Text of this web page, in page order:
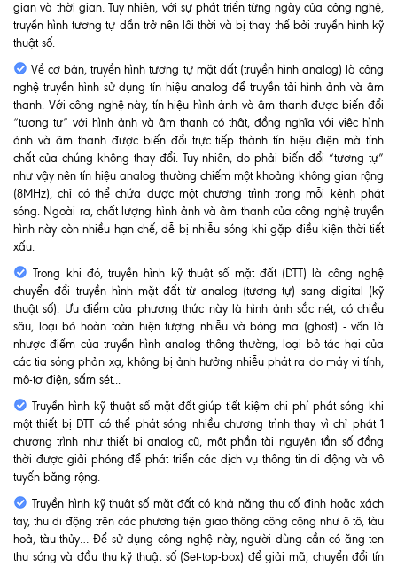
gian và thời gian. Tuy nhiên, với sự phát triển từng ngày của công nghệ,
truyền hình tương tự dần trở nên lỗi thời và bị thay thế bởi truyền hình kỹ
thuật số.
Về cơ bản, truyền hình tương tự mặt đất (truyền hình analog) là công
nghệ truyền hình sử dụng tín hiệu analog để truyền tải hình ảnh và âm
thanh. Với công nghệ này, tín hiệu hình ảnh và âm thanh được biến đổi
“tương tự” với hình ảnh và âm thanh có thật, đồng nghĩa với việc hình
ảnh và âm thanh được biến đổi trực tiếp thành tín hiệu điện mà tính
chất của chúng không thay đổi. Tuy nhiên, do phải biến đổi “tương tự”
như vậy nên tín hiệu analog thường chiếm một khoảng không gian rộng
(8MHz), chỉ có thể chứa được một chương trình trong mỗi kênh phát
sóng. Ngoài ra, chất lượng hình ảnh và âm thanh của công nghệ truyền
hình này còn nhiều hạn chế, dễ bị nhiễu sóng khi gặp điều kiện thời tiết
xấu.
Trong khi đó, truyền hình kỹ thuật số mặt đất (DTT) là công nghệ
chuyển đổi truyền hình mặt đất từ analog (tương tự) sang digital (kỹ
thuật số). Ưu điểm của phương thức này là hình ảnh sắc nét, có chiều
sâu, loại bỏ hoàn toàn hiện tượng nhiễu và bóng ma (ghost) - vốn là
nhược điểm của truyền hình analog thông thường, loại bỏ tác hại của
các tia sóng phản xạ, không bị ảnh hưởng nhiễu phát ra do máy vi tính,
mô-tơ điện, sấm sét...
Truyền hình kỹ thuật số mặt đất giúp tiết kiệm chi phí phát sóng khi
một thiết bị DTT có thể phát sóng nhiều chương trình thay vì chỉ phát 1
chương trình như thiết bị analog cũ, một phần tài nguyên tần số đồng
thời được giải phóng để phát triển các dịch vụ thông tin di động và vô
tuyến băng rộng.
Truyền hình kỹ thuật số mặt đất có khả năng thu cố định hoặc xách
tay, thu di động trên các phương tiện giao thông công cộng như ô tô, tàu
hoả, tàu thủy… Để sử dụng công nghệ này, người dùng cần có ăng-ten
thu sóng và đầu thu kỹ thuật số (Set-top-box) để giải mã, chuyển đổi tín